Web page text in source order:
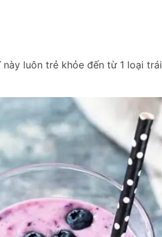
luôn trẻ khỏe đến từ 1 loại trái